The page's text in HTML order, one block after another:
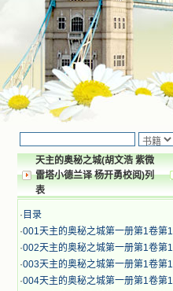
天主的奥秘之城(胡文浩 紫微
雷塔小德兰译 杨开勇校阅)列
表
· 目录
·001天主的奥秘之城第一册第1卷第1
·002天主的奥秘之城第一册第1卷第1
·003天主的奥秘之城第一册第1卷第1
·004天主的奥秘之城第一册第1卷第1